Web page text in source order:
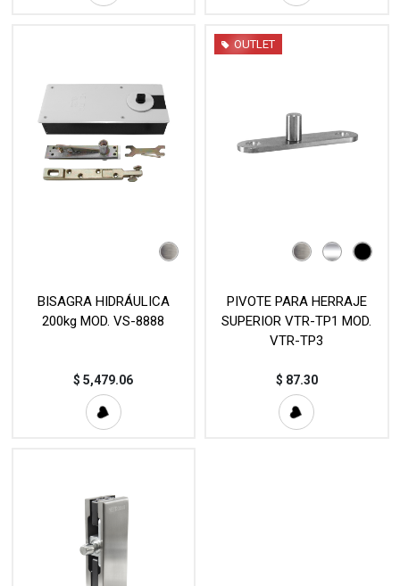
BISAGRA HIDRÁULICA
200kg MOD. VS-8888
$5,479.06
OUTLET
PIVOTE PARA HERRAJE
SUPERIOR VTR-TP1 MOD.
VTR-TP3
$ 87.30